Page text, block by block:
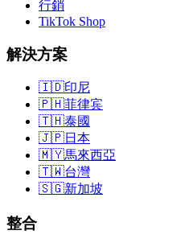
行銷
TikTok Shop
解決方案
🇮🇩印尼
🇵🇭菲律宾
🇹🇭泰國
🇯🇵日本
🇲🇾馬來西亞
🇹🇼台灣
🇸🇬新加坡
整合